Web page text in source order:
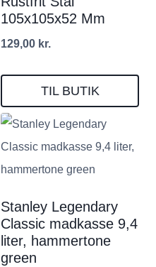
105x105x52 Mm
129,00 kr.
TIL BUTIK
Stanley Legendary
Classic madkasse 9,4
liter, hammertone
green